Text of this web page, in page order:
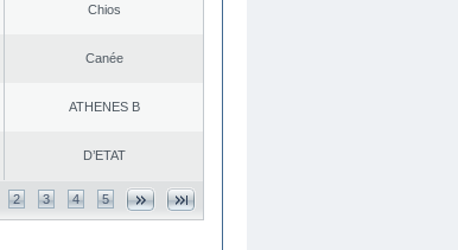
Chios
Canée
ATHENES Β
D’ETAT
2 3 4 5